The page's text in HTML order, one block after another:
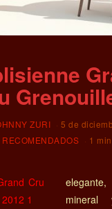
ZURI
5 de
1